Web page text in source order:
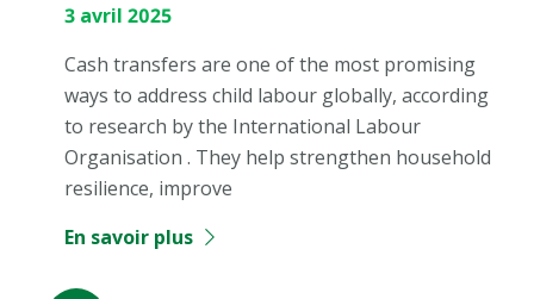
3 avril 2025
Cash transfers are one of the most promising
ways to address child labour globally, according
to research by the International Labour
Organisation . They help strengthen household
resilience, improve
En savoir plus